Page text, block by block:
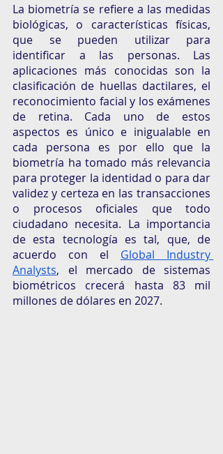
La biometría se refiere a las medidas
biológicas, o características físicas,
que se pueden utilizar para
identificar a las personas. Las
aplicaciones más conocidas son la
clasificación de huellas dactilares, el
reconocimiento facial y los exámenes
de retina. Cada uno de estos
aspectos es único e inigualable en
cada persona es por ello que la
biometría ha tomado más relevancia
para proteger la identidad o para dar
validez y certeza en las transacciones
o procesos oficiales que todo
ciudadano necesita. La importancia
de esta tecnología es tal, que, de
acuerdo con el Global Industry
Analysts, el mercado de sistemas
biométricos crecerá hasta 83 mil
millones de dólares en 2027.